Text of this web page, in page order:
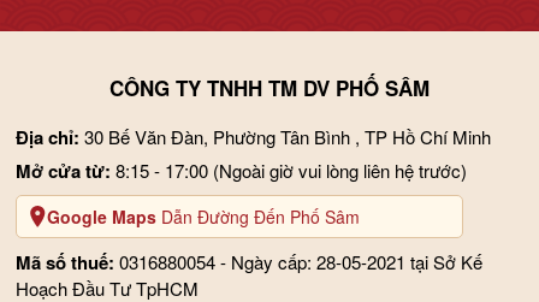
CÔNG TY TNHH TM DV PHỐ SÂM
Địa chỉ: 30 Bế Văn Đàn, Phường Tân Bình , TP Hồ Chí Minh
Mở cửa từ:8:15 - 17:00 (Ngoài giờ vui lòng liên hệ trước)
Google Maps Dẫn Đường Đến Phố Sâm
Mã số thuế: 0316880054 - Ngày cấp: 28-05-2021 tại Sở Kế
Hoạch Đầu Tư TpHCM